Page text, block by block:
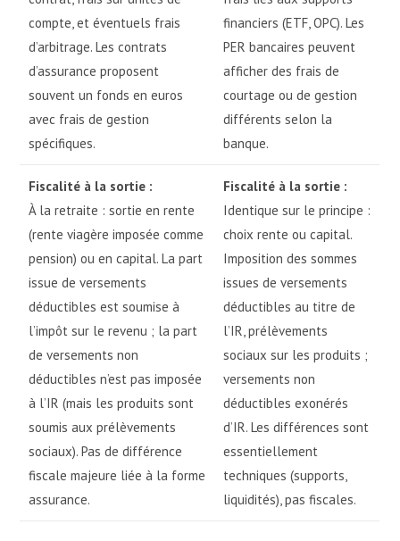
compte, et éventuels frais
d’arbitrage. Les contrats
d’assurance proposent
souvent un fonds en euros
avec frais de gestion
spécifiques.
financiers (ETF, OPC). Les
PER bancaires peuvent
afficher des frais de
courtage ou de gestion
différents selon la
banque.
Fiscalité à la sortie :
À la retraite : sortie en rente
(rente viagère imposée comme
pension) ou en capital. La part
issue de versements
déductibles est soumise à
l’impôt sur le revenu ; la part
de versements non
déductibles n’est pas imposée
à l’IR (mais les produits sont
soumis aux prélèvements
sociaux). Pas de différence
fiscale majeure liée à la forme
assurance.
Fiscalité à la sortie :
Identique sur le principe :
choix rente ou capital.
Imposition des sommes
issues de versements
déductibles au titre de
l’IR, prélèvements
sociaux sur les produits ;
versements non
déductibles exonérés
d’IR. Les différences sont
essentiellement
techniques (supports,
liquidités), pas fiscales.